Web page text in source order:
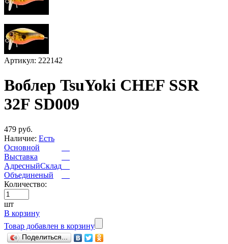
Артикул: 222142
Воблер TsuYoki CHEF SSR
32F SD009
479 руб.
Наличие: Есть
Основной
Выставка
АдресныйСклад
Объединеный
Количество:
шт
В корзину
Товар добавлен в корзину
Поделиться...